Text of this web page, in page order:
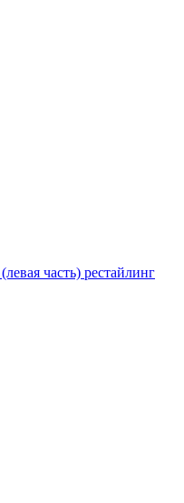
часть) рестайлинг